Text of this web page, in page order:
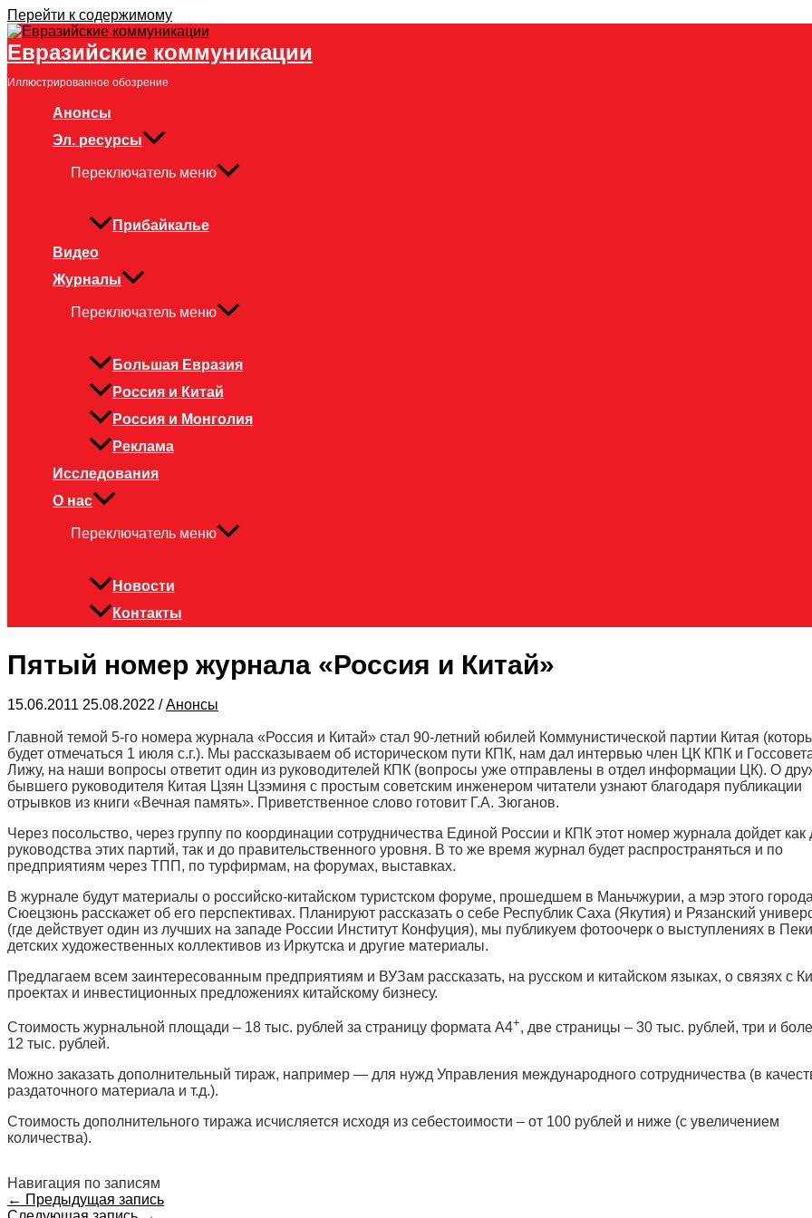
Перейти к содержимому
Евразийские коммуникации
Иллюстрированное обозрение
Анонсы
Эл. ресурсы
Переключатель меню
Прибайкалье
Видео
Журналы
Переключатель меню
Большая Евразия
Россия и Китай
Россия и Монголия
Реклама
Исследования
О нас
Переключатель меню
Новости
Контакты
Пятый номер журнала «Россия и Китай»
15.06.2011 25.08.2022 /Анонсы
Главной темой 5-го номера журнала «Россия и Китай» стал 90-летний юбилей Коммунистической партии Китая
будет отмечаться 1 июля с.г.). Мы рассказываем об историческом пути КПК, нам дал интервью член ЦК КПК и
Лижу, на наши вопросы ответит один из руководителей КПК (вопросы уже отправлены в отдел информации ЦК). О
бывшего руководителя Китая Цзян Цзэминя с простым советским инженером читатели узнают благодаря публикации
отрывков из книги «Вечная память». Приветственное слово готовит Г.А. Зюганов.
Через посольство, через группу по координации сотрудничества Единой России и КПК этот номер журнала дойдет как
руководства этих партий, так и до правительственного уровня. В то же время журнал будет распространяться и по
предприятиям через ТПП, по турфирмам, на форумах, выставках.
В журнале будут материалы о российско-китайском туристском форуме, прошедшем в Маньчжурии, а мэр этого
Сюецзюнь расскажет об его перспективах. Планируют рассказать о себе Республик Саха (Якутия) и Рязанский
(где действует один из лучших на западе России Институт Конфуция), мы публикуем фотоочерк о выступлениях в
детских художественных коллективов из Иркутска и другие материалы.
Предлагаем всем заинтересованным предприятиям и ВУЗам рассказать, на русском и китайском языках, о связях с
проектах и инвестиционных предложениях китайскому бизнесу.
Стоимость журнальной площади – 18 тыс. рублей за страницу формата А4+, две страницы – 30 тыс. рублей, три и
12 тыс. рублей.
Можно заказать дополнительный тираж, например — для нужд Управления международного сотрудничества (в
раздаточного материала и т.д.).
Стоимость дополнительного тиража исчисляется исходя из себестоимости – от 100 рублей и ниже (с увеличением
количества).
Навигация по записям
← Предыдущая запись